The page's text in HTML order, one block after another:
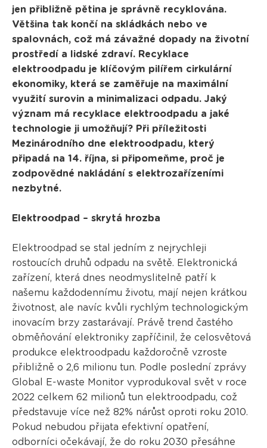
jen přibližně pětina je správně recyklována.
Většina tak končí na skládkách nebo ve
spalovnách, což má závažné dopady na životní
prostředí a lidské zdraví. Recyklace
elektroodpadu je klíčovým pilířem cirkulární
ekonomiky, která se zaměřuje na maximální
využití surovin a minimalizaci odpadu. Jaký
význam má recyklace elektroodpadu a jaké
technologie ji umožňují? Při příležitosti
Mezinárodního dne elektroodpadu, který
připadá na 14. října, si připomeňme, proč je
zodpovědné nakládání s elektrozařízeními
nezbytné.
Elektroodpad – skrytá hrozba
Elektroodpad se stal jedním z nejrychleji
rostoucích druhů odpadu na světě. Elektronická
zařízení, která dnes neodmyslitelně patří k
našemu každodennímu životu, mají nejen krátkou
životnost, ale navíc kvůli rychlým technologickým
inovacím brzy zastarávají. Právě trend častého
obměňování elektroniky zapříčinil, že celosvětová
produkce elektroodpadu každoročně vzroste
přibližně o 2,6 milionu tun. Podle poslední zprávy
Global E-waste Monitor vyprodukoval svět v roce
2022 celkem 62 milionů tun elektroodpadu, což
představuje více než 82% nárůst oproti roku 2010.
Pokud nebudou přijata efektivní opatření,
odborníci očekávají, že do roku 2030 přesáhne